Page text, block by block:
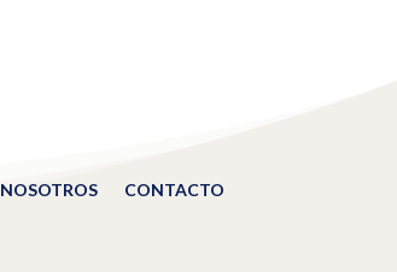
NOSOTROS CONTACTO